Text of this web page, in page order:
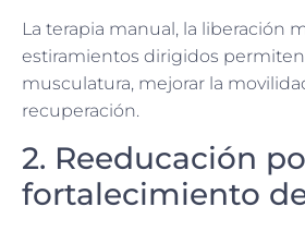
La terapia manual, la liberación
estiramientos dirigidos permiten
musculatura, mejorar la
recuperación.
2. Reeducación
fortalecimiento